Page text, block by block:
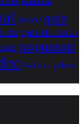
pozequiz
Biz Quiz HI-TECH
raspunsuri
Vodafone yahoo